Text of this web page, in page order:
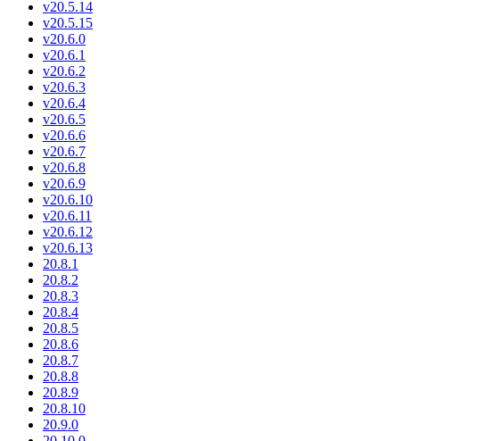
v20.5.14
v20.5.15
v20.6.0
v20.6.1
v20.6.2
v20.6.3
v20.6.4
v20.6.5
v20.6.6
v20.6.7
v20.6.8
v20.6.9
v20.6.10
v20.6.11
v20.6.12
v20.6.13
20.8.1
20.8.2
20.8.3
20.8.4
20.8.5
20.8.6
20.8.7
20.8.8
20.8.9
20.8.10
20.9.0